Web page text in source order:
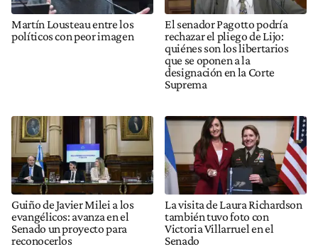
Martín Lousteau entre los
políticos con peor imagen
El senador Pagotto podría
rechazar el pliego de Lijo:
quiénes son los libertarios
que se oponen a la
designación en la Corte
Suprema
Guiño de Javier Milei a los
evangélicos: avanza en el
Senado un proyecto para
reconocerlos
La visita de Laura Richardson
también tuvo foto con
Victoria Villarruel en el
Senado